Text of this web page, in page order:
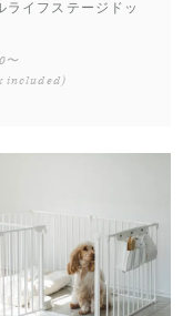
ライフステージドッ
〜
included)